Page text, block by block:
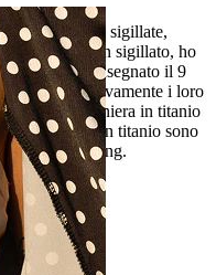
perfettamente sigillate,
anti-urto e ben sigillato, ho
mi è stato consegnato il 9
consiglio vivamente i loro
con cerniera in titanio
push-in in titanio sono
altri piercing.